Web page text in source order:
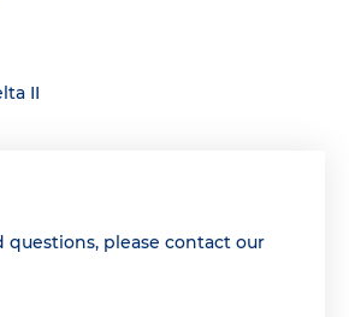
II
questions, please contact our